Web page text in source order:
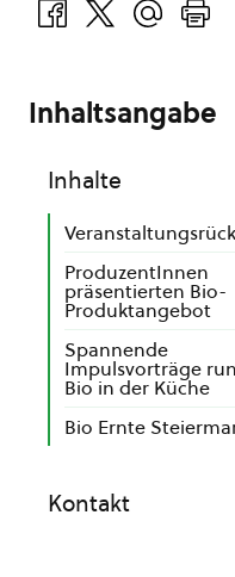
Inhaltsangabe
Inhalte
ProduzentInnen
präsentierten Bio-
Produktangebot
Spannende
Impulsvorträge
Bio in der Küche
Bio Ernte
Kontakt